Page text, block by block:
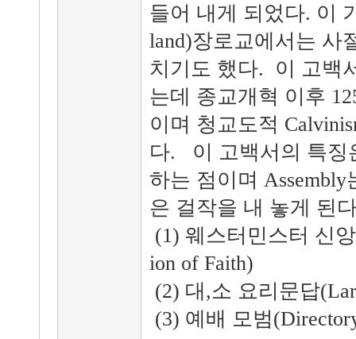
들어 내게 되었다. 이
land)장로교에서는 사
치기도 했다. 이 고백
는데 종교개혁 이후
이며 청교도적
다. 이 고백서의 특징
하는 점이며
은 걸작을 내 놓게 된
(1) 웨스터민스터 신
ion of Faith)
(2) 대,소 요리문답
(3) 예배 모범